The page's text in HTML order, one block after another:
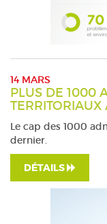
14 MARS
PLUS DE 1000
Le cap des 1000
dernier.
DÉTAILS